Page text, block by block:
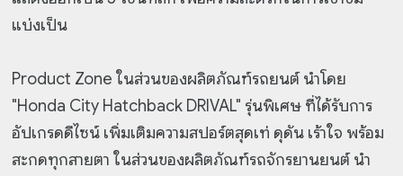
แบ่งเป็น
Product Zone ในส่วนของผลิตภัณฑ์รถยนต์ นำโดย
"Honda City Hatchback DRIVAL" รุ่นพิเศษ ที่ได้รับการ
อัปเกรดดีไซน์ เพิ่มเติมความสปอร์ตสุดเท่ ดุดัน เร้าใจ พร้อม
สะกดทุกสายตา ในส่วนของผลิตภัณฑ์รถจักรยานยนต์ นำ